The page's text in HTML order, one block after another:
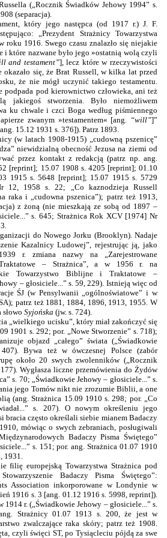
(„Rocznik Świadków Jehowy 1994” s.
(separacja).
który jego następca (od 1917 r.) J. F.
„Prezydent Strażnicy Towarzystwa
roku 1916. Swego czasu znalazło się niejakie
i które nazwane było jego »ostatnią wolą czyli
and testament”], lecz które w rzeczywistości
okazało się, że Brat Russell, w kilka lat przed
że nie mógł uczynić takiego testamentu.
podpada pod kierownictwo człowieka, ani też
jakiegoś stworzenia. Było niemożliwem
ku chwale i czci Boga według piśmiennego
zwanym »testamentem« [ang. “will”]”
15.12 1931 s. 376]). Patrz 1893.
(w latach 1908-1915) „cudowną pszenicę”
niewidzialną obecność Jezusa na ziemi od
przez kontakt z redakcją (patrz np. ang.
[reprint]; 15.07 1908 s. 4205 [reprint]; 01.10
1915 s. 5648 [reprint]; 15.07 1915 s. 5729
12, 1958 s. 22; „Co kaznodzieja Russell
raka i „cudowna pszenica”); patrz też 1913,
z żoną (nie mieszkają ze sobą od 1897 –
s. 645; Strażnica Rok XCV [1974] Nr
do Nowego Jorku (Brooklyn). Nadaje
Kazalnicy Ludowej”, rejestrując ją, jako
r. zmiana nazwy na „Zarejestrowane
– Strażnica”, a w 1956 r. na
Towarzystwo Biblijne i Traktatowe –
– głosiciele...” s. 59, 229). Istnieją więc od
ŚJ (w Pensylwanii „ogólnoświatowe” i w
patrz też 1881, 1884, 1896, 1913, 1955. W
słowoSyjońska (jw. s. 724).
„wielkiego ucisku”, który miał zakończyć się
1901 s. 292; por. „Nowe Stworzenie” s. 718);
objazd „całego” świata („Świadkowie
Bywa też w ówczesnej Polsce (zabór
około 20 swych zwolenników („Rocznik
Wygłasza liczne przemówienia do Żydów
s. 70; „Świadkowie Jehowy – głosiciele...” s.
jego Tomów nikt nie zrozumie Biblii, a one
(ang. Strażnica 15.09 1910 s. 298; por. „Co
s. 207). O nowym określeniu jego
bracia często określali siebie mianem Badaczy
mówiąc o swych zebraniach, posługiwali
Badaczy Pisma Świętego”
s. 151; por. ang. Strażnica 01.07 1910
1931.
filię europejską Towarzystwa Strażnica pod
Badaczy Pisma Świętego”:
Association inkorporowane w Londynie w
1916 s. 3 [ang. 01.12 1916 s. 5998, reprint]).
1914 r. („Świadkowie Jehowy – głosiciele...” s.
ang. Strażnicy 01.07 1913 s. 200, że jest w
zwalczające raka skóry; patrz też 1908.
czyli święci ST, po Tysiącleciu pójdą za swe